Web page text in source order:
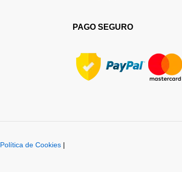
PAGO SEGURO
Política de Cookies |